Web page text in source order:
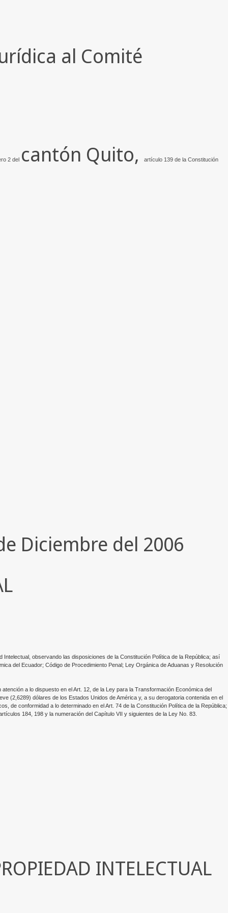
al Comité
2 del cantón Quito, artículo 139 de la Constitución
Diciembre del 2006
observando las disposiciones de la Constitución Política de la República; así
del Ecuador; Código de Procedimiento Penal; Ley Orgánica de Aduanas y Resolución
a lo dispuesto en el Art. 12, de la Ley para la Transformación Económica del
(2,6289) dólares de los Estados Unidos de América y, a su derogatoria contenida en el
de conformidad a lo determinado en el Art. 74 de la Constitución Política de la República;
184, 198 y la numeración del Capítulo VII y siguientes de la Ley No. 83.
INTELECTUAL